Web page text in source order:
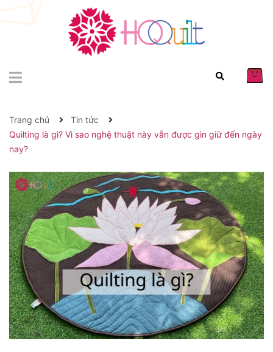
Trang chủ
Tin tức
Quilting là gì? Vì sao nghệ thuật này vẫn được gìn giữ đến ngày
nay?